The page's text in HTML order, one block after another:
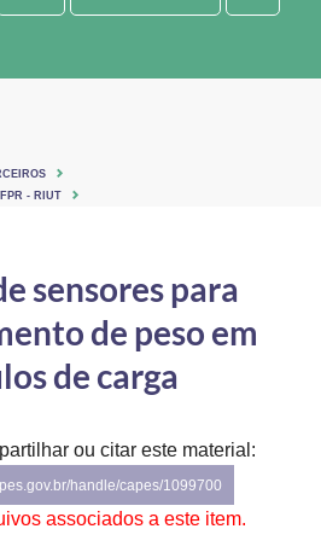
Direitos Humanos
- RIUT
sensores para
de peso em
de carga
ou citar este material:
handle/capes/1099700
associados a este item.